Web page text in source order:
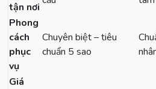
tận nơi
Phong
cách
phục
vụ
Chuyên biệt – tiêu
chuẩn 5 sao
Giá